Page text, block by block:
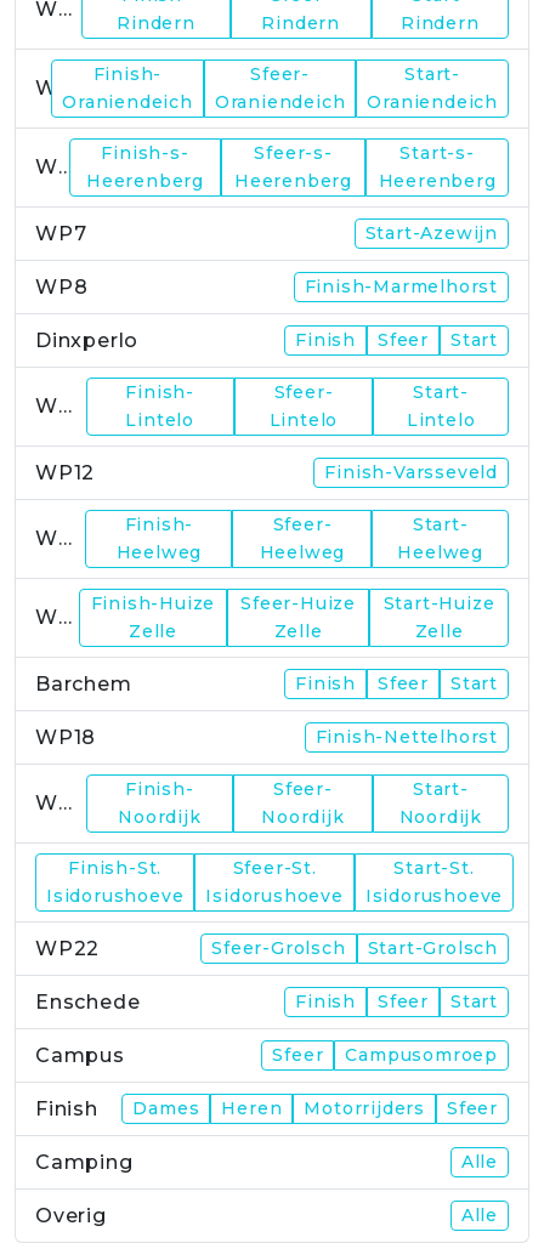
WP4
Rindern
Rindern
Rindern
Finish-
Oraniendeich
Sfeer-
Oraniendeich
Start-
Oraniendeich
WP6
Finish-s-
Heerenberg
Sfeer-s-
Heerenberg
Start-s-
Heerenberg
WP7 Start-Azewijn
WP8 Finish-Marmelhorst
Dinxperlo Finish Sfeer Start
WP11
Finish-
Lintelo
Sfeer-
Lintelo
Start-
Lintelo
WP12 Finish-Varsseveld
WP13
Finish-
Heelweg
Sfeer-
Heelweg
Start-
Heelweg
WP15
Finish-Huize
Zelle
Sfeer-Huize
Zelle
Start-Huize
Zelle
Barchem Finish Sfeer Start
WP18 Finish-Nettelhorst
WP19
Finish-
Noordijk
Sfeer-
Noordijk
Start-
Noordijk
Finish-St.
Isidorushoeve
Sfeer-St.
Isidorushoeve
Start-St.
Isidorushoeve
WP22 Sfeer-Grolsch Start-Grolsch
Enschede Finish Sfeer Start
Campus Sfeer Campusomroep
Finish Dames Heren Motorrijders Sfeer
Camping Alle
Overig Alle